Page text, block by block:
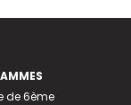
de 6ème